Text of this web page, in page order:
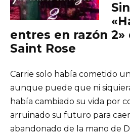
entres en razón 2»
Saint Rose
Carrie solo había cometido
aunque puede que ni
había cambiado su vida por
arruinado su futuro para
abandonado de la mano de